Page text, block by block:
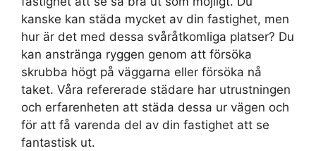
kanske kan städa mycket av din fastighet, men
hur är det med dessa svåråtkomliga platser? Du
kan anstränga ryggen genom att försöka
skrubba högt på väggarna eller försöka nå
taket. Våra refererade städare har utrustningen
och erfarenheten att städa dessa ur vägen och
för att få varenda del av din fastighet att se
fantastisk ut.